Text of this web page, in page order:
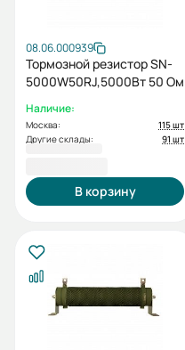
08.06.000939
Тормозной резистор SN-
5000W50RJ,5000Вт 50 Ом
Наличие:
Москва:
115 шт
Другие склады:
91 шт
В корзину